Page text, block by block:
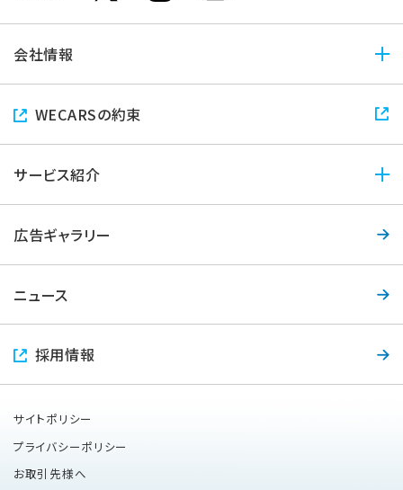
会社情報
役員紹介
WECARSの約束
サービス紹介
広告ギャラリー
ニュース
採用情報
サイトポリシー
プライバシーポリシー
お取引先様へ